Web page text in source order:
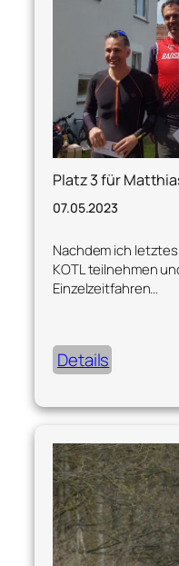
Platz 3 für
07.05.2023
Nachdem ich
KOTL teilnehmen
Einzelzeitfahren…
Details